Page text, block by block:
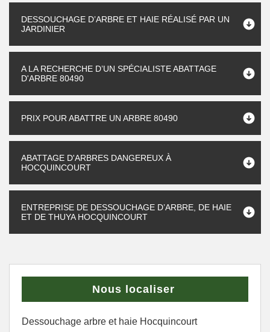
DESSOUCHAGE D’ARBRE ET HAIE RÉALISÉ PAR UN
JARDINIER
A LA RECHERCHE D’UN SPÉCIALISTE ABATTAGE
D'ARBRE 80490
PRIX POUR ABATTRE UN ARBRE 80490
ABATTAGE D'ARBRES DANGEREUX À
HOCQUINCOURT
ENTREPRISE DE DESSOUCHAGE D’ARBRE, DE HAIE
ET DE THUYA HOCQUINCOURT
Nous localiser
Dessouchage arbre et haie Hocquincourt